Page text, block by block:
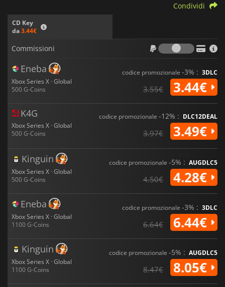
CD Key
da3.44€
Condividi
Commissioni
Eneba
Xbox Series X · Global
500 G-Coins
codice promozionale -3% : 3DLC
3.55€ 3.44€
K4G
Xbox Series X · Global
500 G-Coins
codice promozionale -12% : DLC12DEAL
3.97€ 3.49€
Kinguin
Xbox Series X · Global
500 G-Coins
codice promozionale -5% : AUGDLC5
4.50€ 4.28€
Eneba
Xbox Series X · Global
1100 G-Coins
codice promozionale -3% : 3DLC
6.64€ 6.44€
Kinguin
Xbox Series X · Global
1100 G-Coins
codice promozionale -5% : AUGDLC5
8.47€ 8.05€